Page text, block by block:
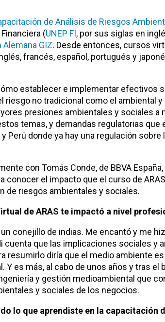
de Análisis de Riesgos
(UNEP FI, por sus siglas en
GIZ. Desde entonces, cursos
francés, español, portugués y
establecer e implementar efectivos
riesgo no tradicional como el ambiental
presiones ambientales y sociales a
temas, y demandas regulatorias que
Perú donde ya hay una regulación
con Tomás Conde, de BBVA
conocer el impacto que el curso de
de riesgos ambientales y sociales.
de ARAS te impactó a nivel
conejillo de indias. Me encantó y me
cuenta que las implicaciones sociales y
resumirlo diría que el medio ambiente
es más, al cabo de unos años y tras el
y gestión medioambiental que
y sociales de los negocios.
lo que aprendiste en la capacitación